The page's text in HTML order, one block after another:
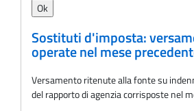
Sostituti d'imposta:
operate nel mese
Versamento ritenute alla fonte su
del rapporto di agenzia corrisposte nel